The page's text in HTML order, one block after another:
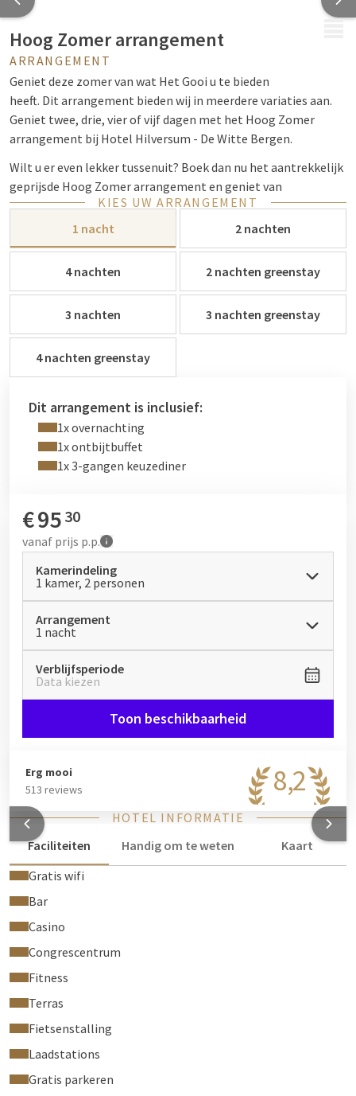
Hoog Zomer arrangement
ARRANGEMENT
Geniet deze zomer van wat Het Gooi u te bieden
heeft. Dit arrangement bieden wij in meerdere variaties aan.
Geniet twee, drie, vier of vijf dagen met het Hoog Zomer
arrangement bij Hotel Hilversum - De Witte Bergen.
Wilt u er even lekker tussenuit? Boek dan nu het aantrekkelijk
geprijsde Hoog Zomer arrangement en geniet van
ontspanning!
KIES UW ARRANGEMENT
1 nacht
2 nachten
4 nachten 2 nachten greenstay
3 nachten 3 nachten greenstay
4 nachten greenstay
Dit arrangement is inclusief:
1x overnachting
1x ontbijtbuffet
1x 3-gangen keuzediner
€95 30
vanaf prijs p.p.
Kamerindeling
1 kamer, 2 personen
Arrangement
1 nacht
Verblijfsperiode
Data kiezen
Toon beschikbaarheid
8,2
Erg mooi
513 reviews
HOTEL INFORMATIE
Faciliteiten
Handig om te weten
Kaart
Gratis wifi
Bar
Casino
Congrescentrum
Fitness
Terras
Fietsenstalling
Laadstations
Gratis parkeren